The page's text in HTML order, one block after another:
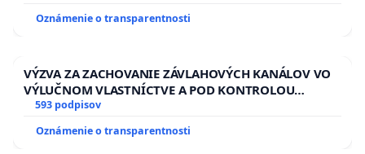
Oznámenie o transparentnosti
VÝZVA ZA ZACHOVANIE ZÁVLAHOVÝCH KANÁLOV VO
VÝLUČNOM VLASTNÍCTVE A POD KONTROLOU
SLOVENSKEJ REPUBLIKY & žiadosť na riešenie
kanálov na Slovensku
593 podpisov
Oznámenie o transparentnosti